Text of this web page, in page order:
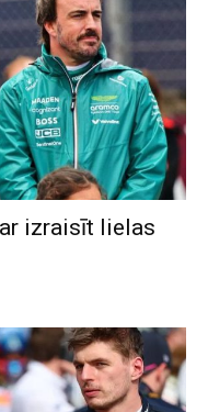
izraisīt lielas